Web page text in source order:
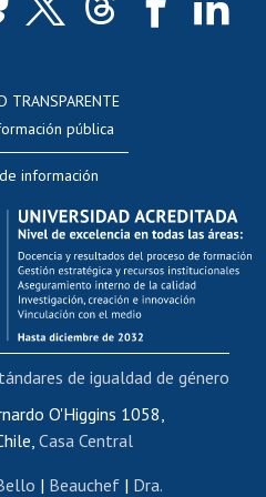
docente
académica
al AUCAI
os
de capacitación
del personal
interna
de renta
renta honorarios
TRANSPARENTE
pública
información
O'Higgins 1058,
Casa Central
| Beauchef| Dra.
de igualdad de género